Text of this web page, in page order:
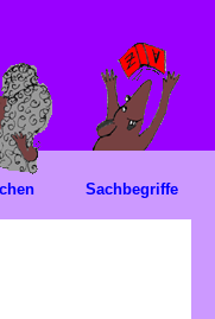
Sachbegriffe